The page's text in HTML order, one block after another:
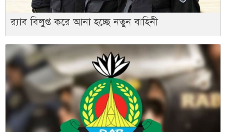
র‍্যাব বিলুপ্ত করে আনা হচ্ছে নতুন বাহিনী